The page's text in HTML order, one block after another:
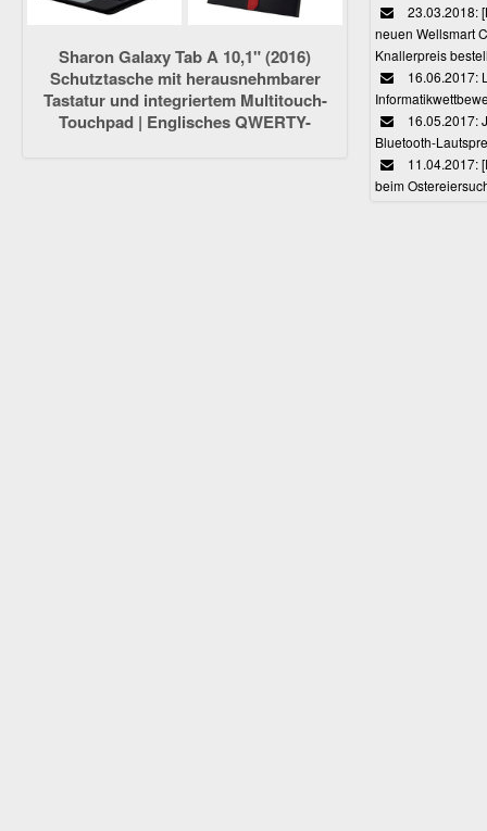
Sharon Galaxy Tab A 10,1" (2016)
Schutztasche mit herausnehmbarer
Tastatur und integriertem Multitouch-
Touchpad | Englisches QWERTY-
23.03.2018:
neuen Wellsmart
Knallerpreis
16.06.2017:
16.05.2017:
Bluetooth-
11.04.2017:
beim